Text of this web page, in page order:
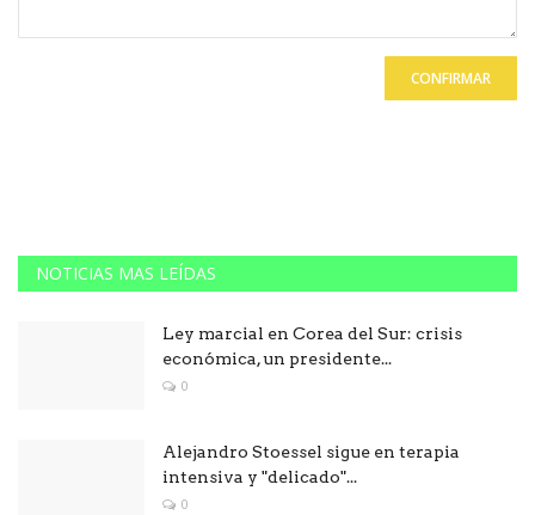
CONFIRMAR
NOTICIAS MAS LEÍDAS
Ley marcial en Corea del Sur: crisis
económica, un presidente...
0
Alejandro Stoessel sigue en terapia
intensiva y "delicado"...
0